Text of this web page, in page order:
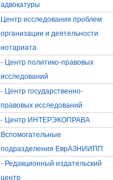
адвокатуры
Центр исследования проблем
организации и деятельности
нотариата
- Центр политико-правовых
исследований
- Центр государственно-
правовых исследований
- Центр ИНТЕРЭКОПРАВА
Вспомогательные
подразделения ЕврАЗНИИПП
- Редакционный издательский
центр